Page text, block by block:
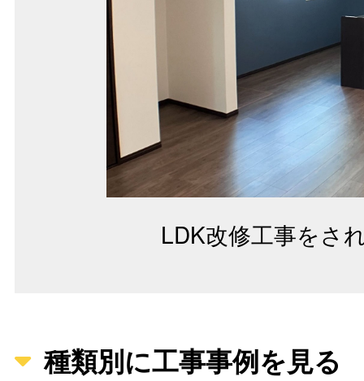
LDK改修工事をさ
種類別に工事事例を見る